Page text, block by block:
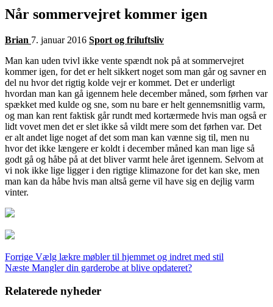
Når sommervejret kommer igen
Brian 7. januar 2016 Sport og friluftsliv
Man kan uden tvivl ikke vente spændt nok på at sommervejret
kommer igen, for det er helt sikkert noget som man går og savner en
del nu hvor det rigtig kolde vejr er kommet. Det er underligt
hvordan man kan gå igennem hele december måned, som førhen var
spækket med kulde og sne, som nu bare er helt gennemsnitlig varm,
og man kan rent faktisk går rundt med kortærmede hvis man også er
lidt vovet men det er slet ikke så vildt mere som det førhen var. Det
er alt andet lige noget af det som man kan vænne sig til, men nu
hvor det ikke længere er koldt i december måned kan man lige så
godt gå og håbe på at det bliver varmt hele året igennem. Selvom at
vi nok ikke lige ligger i den rigtige klimazone for det kan ske, men
man kan da håbe hvis man altså gerne vil have sig en dejlig varm
vinter.
Forrige Vælg lækre møbler til hjemmet og indret med stil
Næste Mangler din garderobe at blive opdateret?
Relaterede nyheder